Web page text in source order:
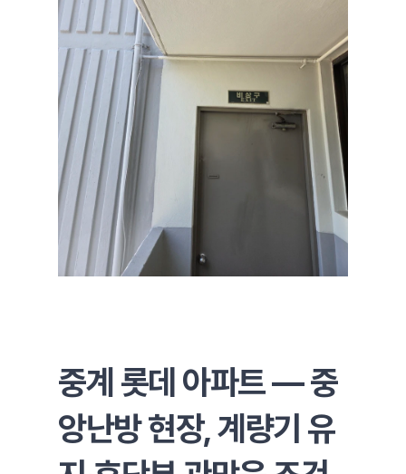
중계 롯데 아파트 — 중
앙난방 현장, 계량기 유